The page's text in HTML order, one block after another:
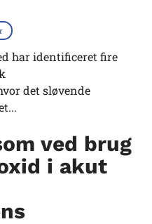
har identificeret fire
det sløvende
ved brug
i akut